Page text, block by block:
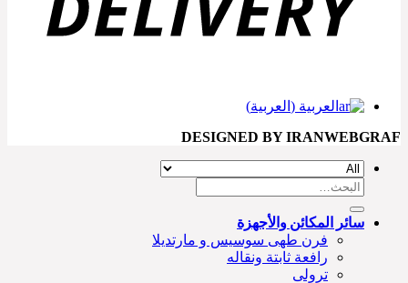
العربية ( العربية)
DESIGNED BY IRANWEBGRAF
سائر المكائن والأجهزة
فرن طهی سوسیس و مارتديلا
رافعة ثابتة ونقاله
ترولی